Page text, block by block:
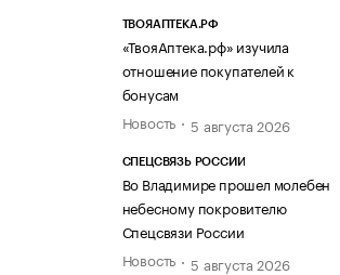
ТВОЯАПТЕКА.РФ
«ТвояАптека.рф» изучила
отношение покупателей к
бонусам
Новость
5 августа 2026
СПЕЦСВЯЗЬ РОССИИ
Во Владимире прошел молебен
небесному покровителю
Спецсвязи России
Новость
5 августа 2026